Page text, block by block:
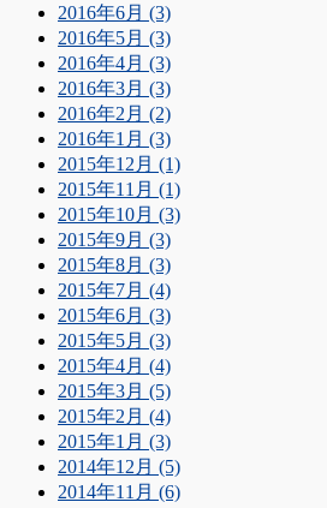
2016年6月 (3)
2016年5月 (3)
2016年4月 (3)
2016年3月 (3)
2016年2月 (2)
2016年1月 (3)
2015年12月 (1)
2015年11月 (1)
2015年10月 (3)
2015年9月 (3)
2015年8月 (3)
2015年7月 (4)
2015年6月 (3)
2015年5月 (3)
2015年4月 (4)
2015年3月 (5)
2015年2月 (4)
2015年1月 (3)
2014年12月 (5)
2014年11月 (6)